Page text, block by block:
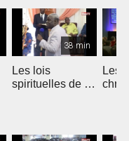
38 min
Les lois
spirituelles de la
Les